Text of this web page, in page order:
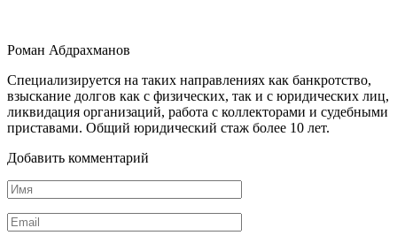
Роман Абдрахманов
Специализируется на таких направлениях как банкротство,
взыскание долгов как с физических, так и с юридических лиц,
ликвидация организаций, работа с коллекторами и судебными
приставами. Общий юридический стаж более 10 лет.
Добавить комментарий
Имя
Email